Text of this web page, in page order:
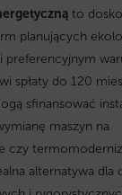
to
planujących
preferencyjnym
spłaty do 120
sfinansować
maszyn na
czy
alternatywa dla